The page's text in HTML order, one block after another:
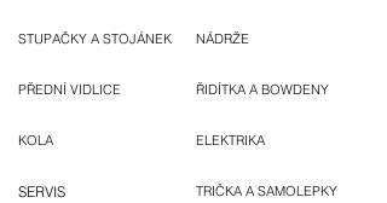
STUPAČKY A STOJÁNEK
PŘEDNÍ VIDLICE
KOLA
SERVIS
NÁDRŽE
ŘIDÍTKA A BOWDENY
ELEKTRIKA
TRIČKA A SAMOLEPKY